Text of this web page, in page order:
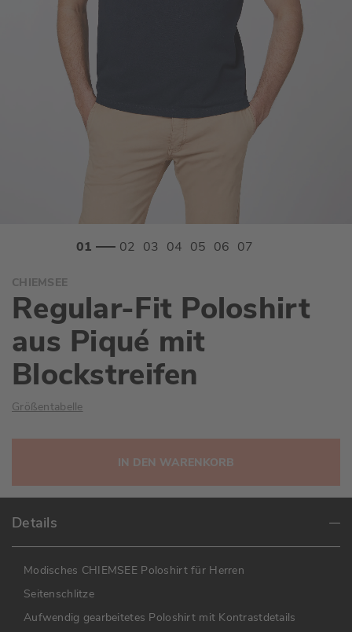
Anfang
der
Bildgalerie
CHIEMSEE
Regular-Fit Poloshirt
aus Piqué mit
Blockstreifen
Größentabelle
IN DEN WARENKORB
Details
Modisches CHIEMSEE Poloshirt für Herren
Seitenschlitze
Aufwendig gearbeitetes Poloshirt mit Kontrastdetails